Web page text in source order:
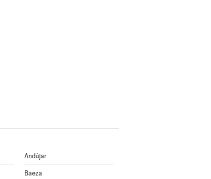
Andújar
Baeza